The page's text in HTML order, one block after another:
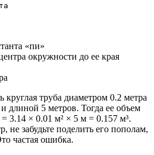
«пи»
окружности до ее края
круглая труба диаметром 0.2 метра
длиной 5 метров. Тогда ее объем
3.14 × 0.01 м² × 5 м = 0.157 м³.
не забудьте поделить его пополам,
частая ошибка.